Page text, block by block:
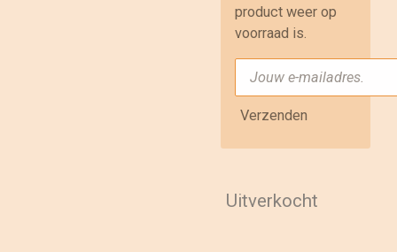
product weer op
voorraad is.
Verzenden
Uitverkocht